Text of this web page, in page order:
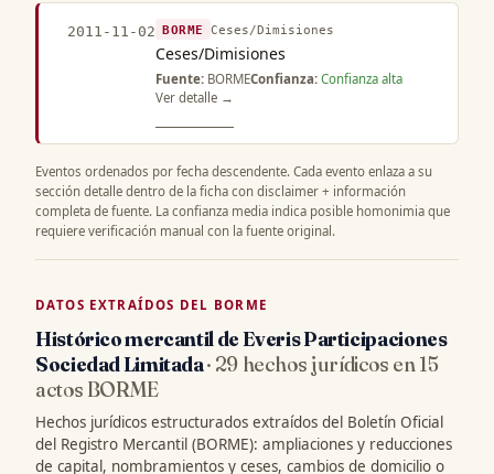
2011-11-02 BORME Ceses/Dimisiones
Ceses/Dimisiones
Fuente: BORMEConfianza: Confianza alta
Ver detalle →
Eventos ordenados por fecha descendente. Cada evento enlaza a su
sección detalle dentro de la ficha con disclaimer + información
completa de fuente. La confianza media indica posible homonimia que
requiere verificación manual con la fuente original.
DATOS EXTRAÍDOS DEL BORME
Histórico mercantil de Everis Participaciones
Sociedad Limitada· 29 hechos jurídicos en 15
actos BORME
Hechos jurídicos estructurados extraídos del Boletín Oficial
del Registro Mercantil (BORME): ampliaciones y reducciones
de capital, nombramientos y ceses, cambios de domicilio o